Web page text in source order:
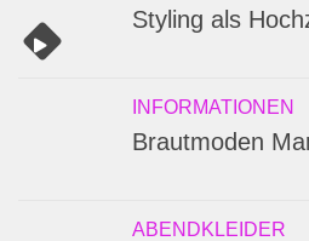
Styling als
INFORMATIONEN
Brautmoden
ABENDKLEIDER